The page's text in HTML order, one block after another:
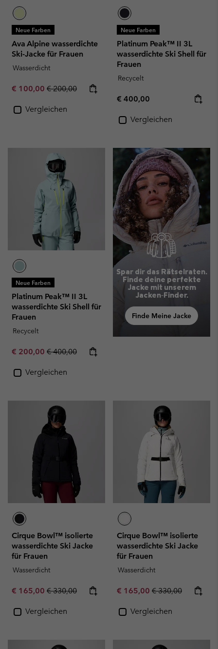
Neue Farben
Ava Alpine wasserdichte
Ski-Jacke für Frauen
Wasserdicht
Sale price:
€ 100,00 Regular price:
€ 200,00
Vergleichen
Neue Farben
Platinum Peak™ II 3L
wasserdichte Ski Shell für
Frauen
Recycelt
Regular price:
€ 400,00
Vergleichen
Neue Farben
Platinum Peak™ II 3L
wasserdichte Ski Shell für
Frauen
Recycelt
Sale price:
€ 200,00 Regular price:
€ 400,00
Vergleichen
Spar dir das Rätselraten.
Finde deine perfekte
Jacke mit unserem
Jacken‑Finder.
Finde Meine Jacke
Cirque Bowl™ isolierte
wasserdichte Ski Jacke
für Frauen
Wasserdicht
Sale price:
€ 165,00 Regular price:
€ 330,00
Vergleichen
Cirque Bowl™ isolierte
wasserdichte Ski Jacke
für Frauen
Wasserdicht
Sale price:
€ 165,00 Regular price:
€ 330,00
Vergleichen